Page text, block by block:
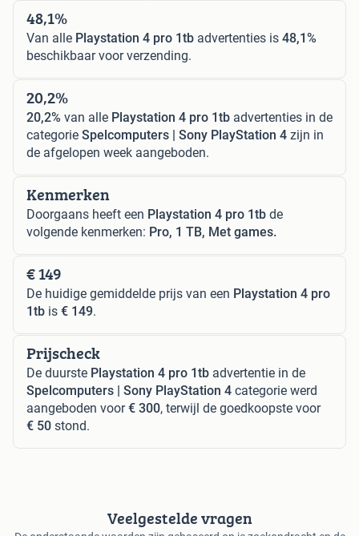
48,1%
Van alle Playstation 4 pro 1tb advertenties is 48,1%
beschikbaar voor verzending.
20,2%
20,2% van alle Playstation 4 pro 1tb advertenties in de
categorie Spelcomputers | Sony PlayStation 4 zijn in
de afgelopen week aangeboden.
Kenmerken
Doorgaans heeft een Playstation 4 pro 1tb de
volgende kenmerken: Pro, 1 TB, Met games.
€ 149
De huidige gemiddelde prijs van een Playstation 4 pro
1tb is € 149.
Prijscheck
De duurste Playstation 4 pro 1tb advertentie in de
Spelcomputers | Sony PlayStation 4 categorie werd
aangeboden voor€ 300, terwijl de goedkoopste voor
€ 50 stond.
Veelgestelde vragen